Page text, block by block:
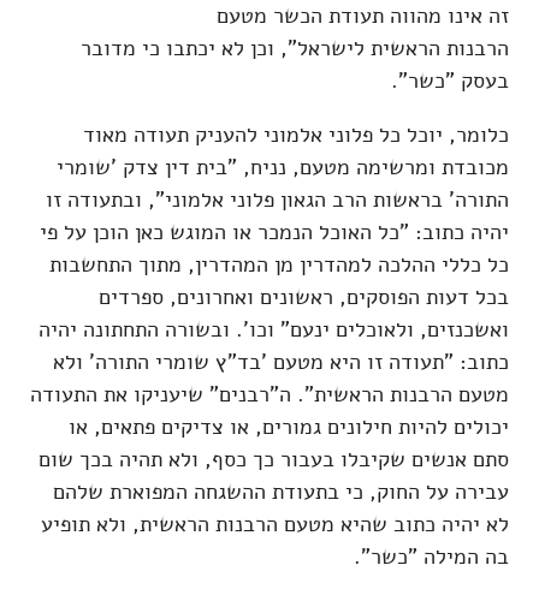
זה אינו מהווה תעודת הכשר מטעם
הרבנות הראשית לישראל", וכן לא יכתבו כי מדובר
בעסק "כשר".
כלומר, יוכל כל פלוני אלמוני להעניק תעודה מאוד
מכובדת ומרשימה מטעם, נניח, "בית דין צדק 'שומרי
התורה' בראשות הרב הגאון פלוני אלמוני", ובתעודה זו
יהיה כתוב: "כל האוכל הנמכר או המוגש כאן הוכן על פי
כל כללי ההלכה למהדרין מן המהדרין, מתוך התחשבות
בכל דעות הפוסקים, ראשונים ואחרונים, ספרדים
ואשכנזים, ולאוכלים ינעם" וכו'. ובשורה התחתונה יהיה
כתוב: "תעודה זו היא מטעם 'בד"ץ שומרי התורה' ולא
מטעם הרבנות הראשית". ה"רבנים" שיעניקו את התעודה
יכולים להיות חילונים גמורים, או צדיקים פתאים, או
סתם אנשים שקיבלו בעבור כך כסף, ולא תהיה בכך שום
עבירה על החוק, כי בתעודת ההשגחה המפוארת שלהם
לא יהיה כתוב שהיא מטעם הרבנות הראשית, ולא תופיע
בה המילה "כשר".